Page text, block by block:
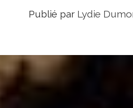
Publié par Lydie